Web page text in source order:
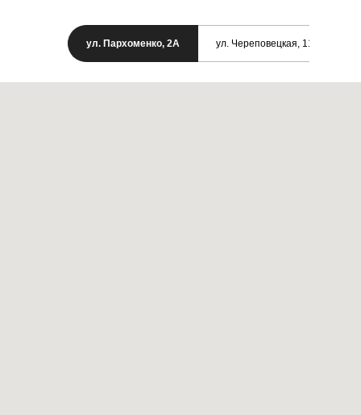
ул. Пархоменко, 2А ул. Череповецкая, 11/1